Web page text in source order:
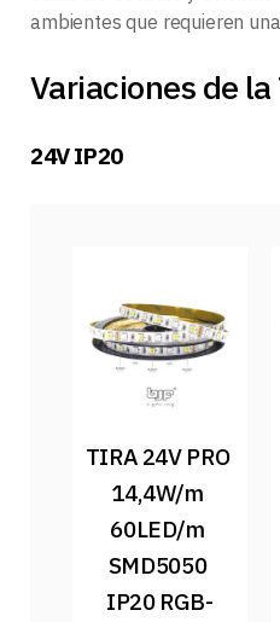
ambientes que requieren
Variaciones de la
24V IP20
TIRA 24V PRO
14,4W/m
60LED/m
SMD5050
IP20 RGB-